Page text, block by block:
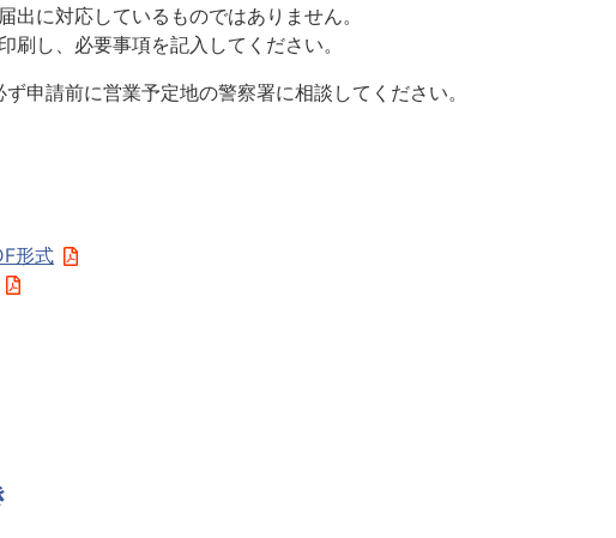
出に対応しているものではありません。
刷し、必要事項を記入してください。
申請前に営業予定地の警察署に相談してください。
形式